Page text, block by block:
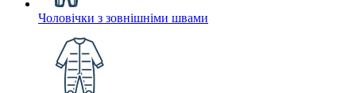
Чоловічки з зовнішніми швами